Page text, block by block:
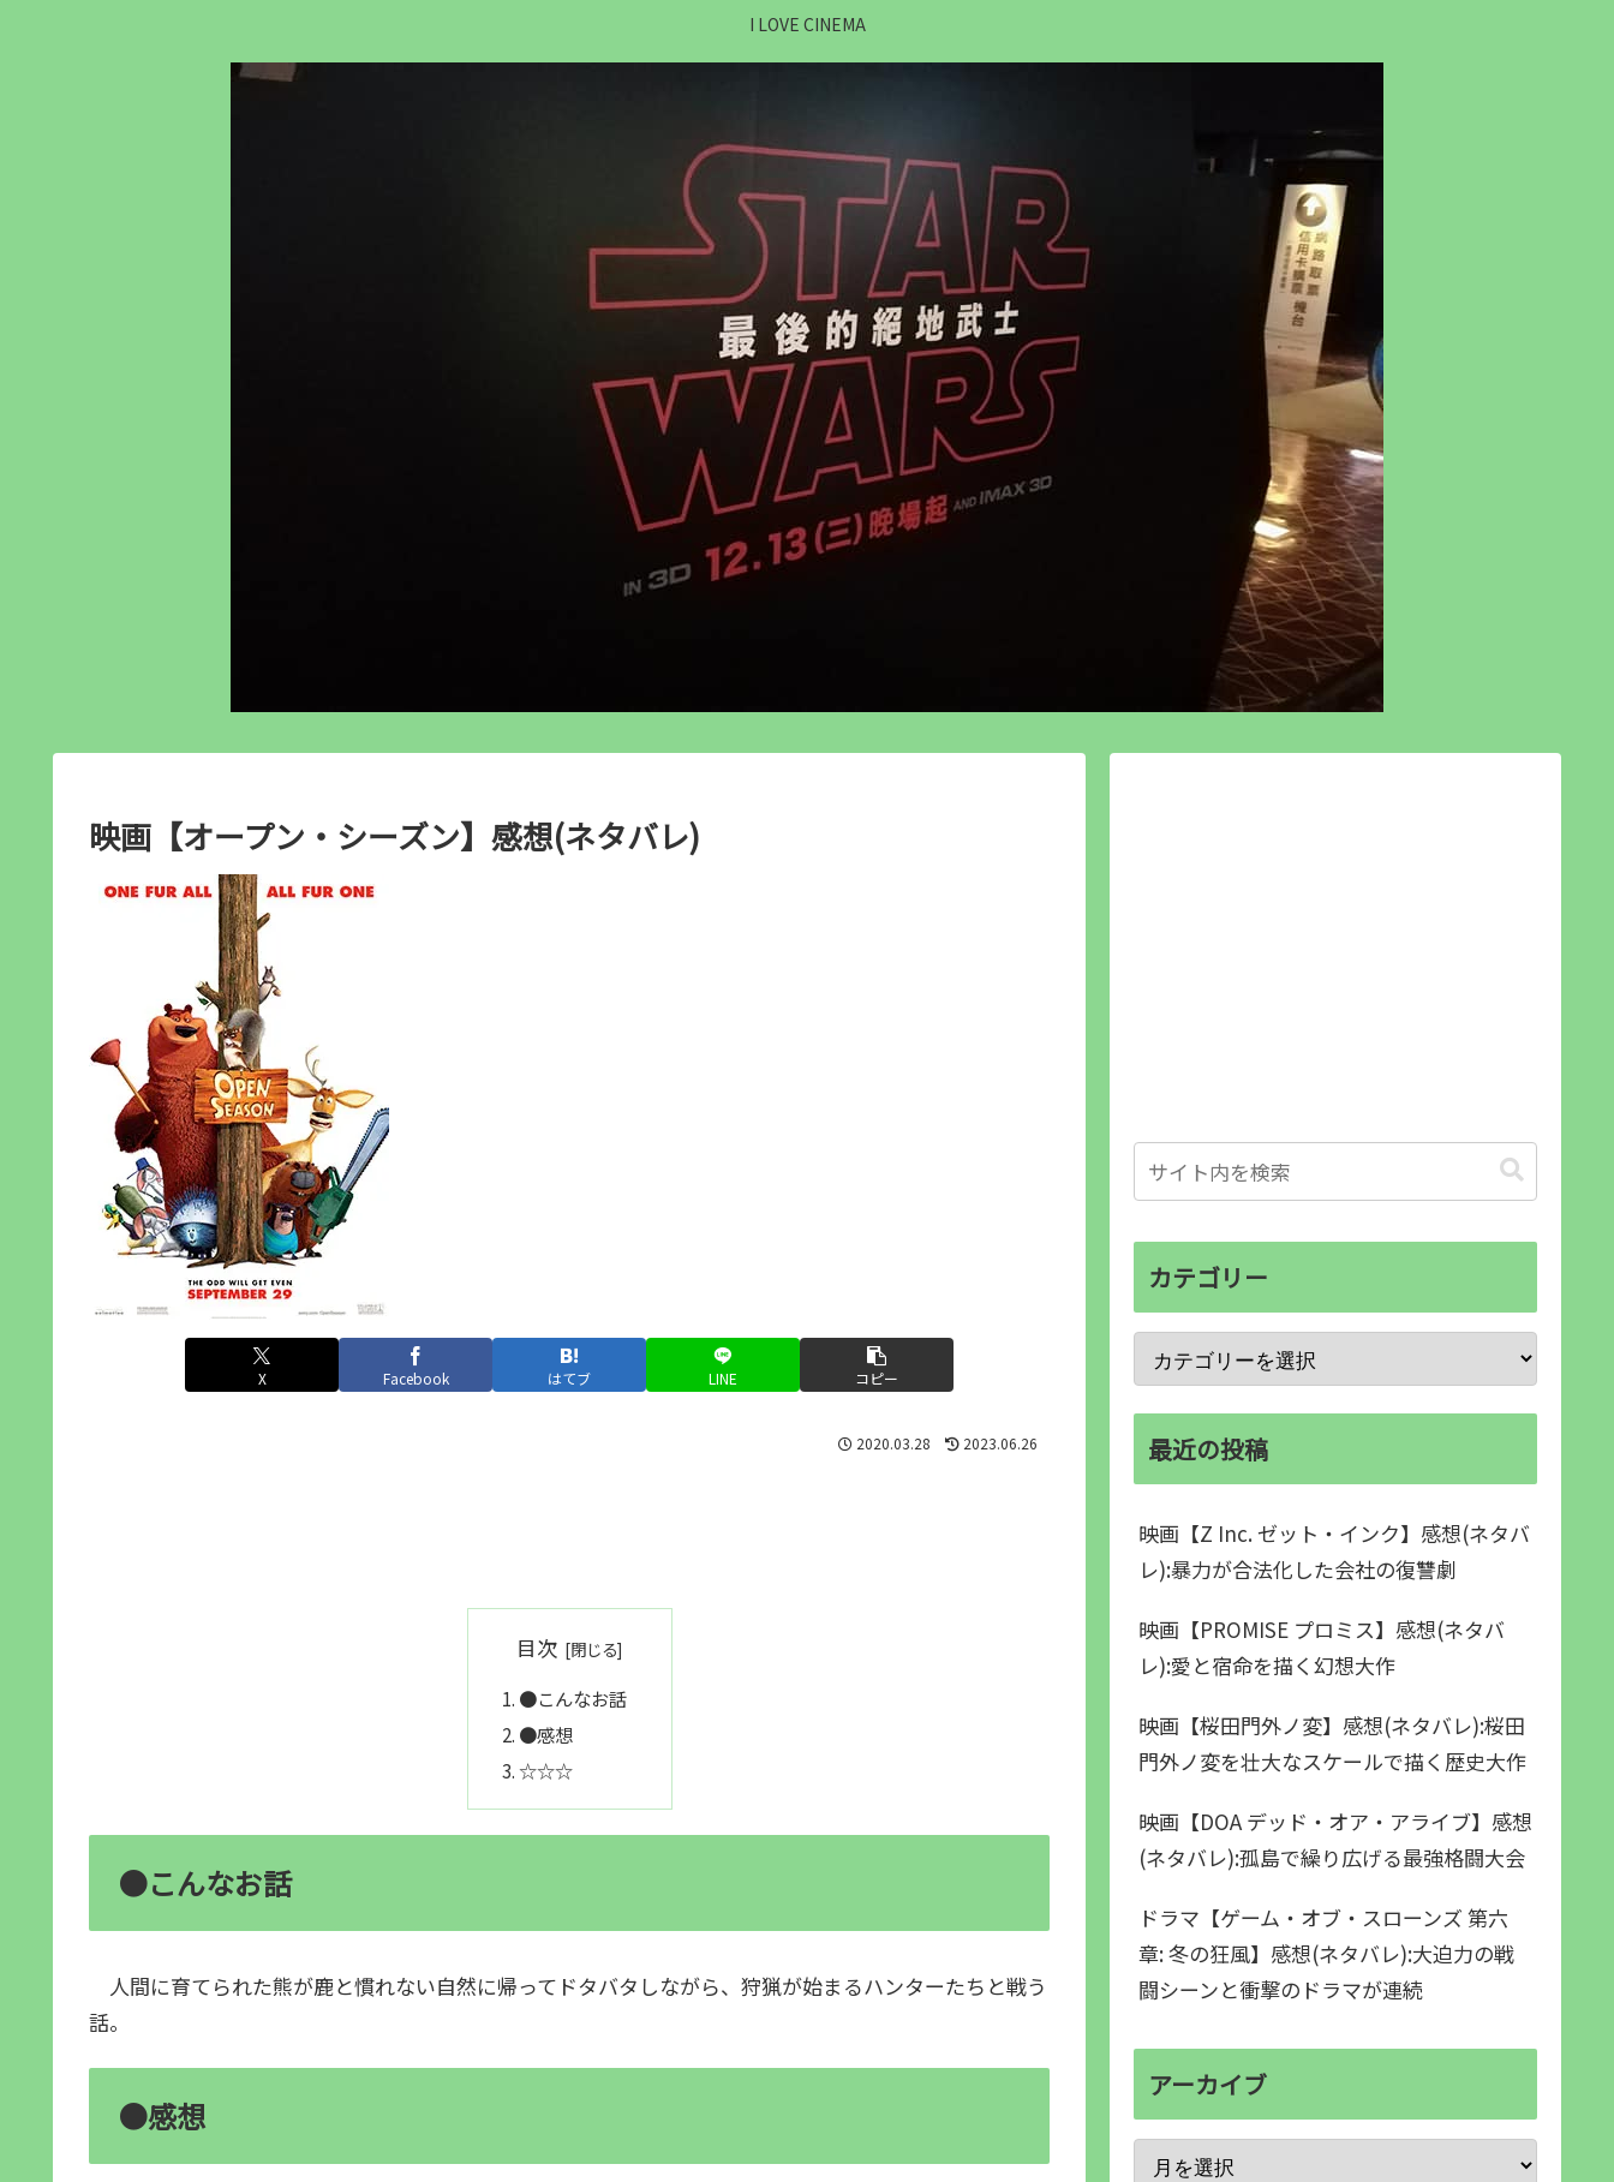
I LOVE CINEMA
映画【オープン・シーズン】感想(ネタバレ)
X Facebook はてブ LINE コピー
2020.03.28 2023.06.26
目次
●こんなお話
●感想
☆☆☆
●こんなお話
人間に育てられた熊が鹿と慣れない自然に帰ってドタバタしながら、狩猟が始まるハンターたちと戦う
話。
●感想
カテゴリー
最近の投稿
映画【Z Inc. ゼット・インク】感想(ネタバ
レ):暴力が合法化した会社の復讐劇
映画【PROMISE プロミス】感想(ネタバ
レ):愛と宿命を描く幻想大作
映画【桜田門外ノ変】感想(ネタバレ):桜田
門外ノ変を壮大なスケールで描く歴史大作
映画【DOA デッド・オア・アライブ】感想
(ネタバレ):孤島で繰り広げる最強格闘大会
ドラマ【ゲーム・オブ・スローンズ 第六
章: 冬の狂風】感想(ネタバレ):大迫力の戦
闘シーンと衝撃のドラマが連続
アーカイブ